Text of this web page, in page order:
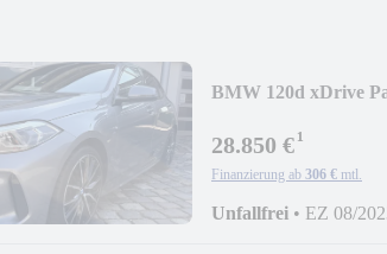
BMW 120d xDrive
28.850 €¹
Finanzierung ab 306 € mtl.
Unfallfrei • EZ 08/